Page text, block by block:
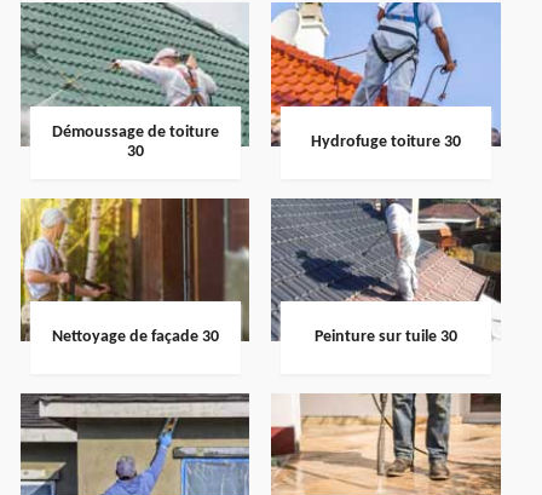
Démoussage de toiture
30
Hydrofuge toiture 30
Nettoyage de façade 30 Peinture sur tuile 30